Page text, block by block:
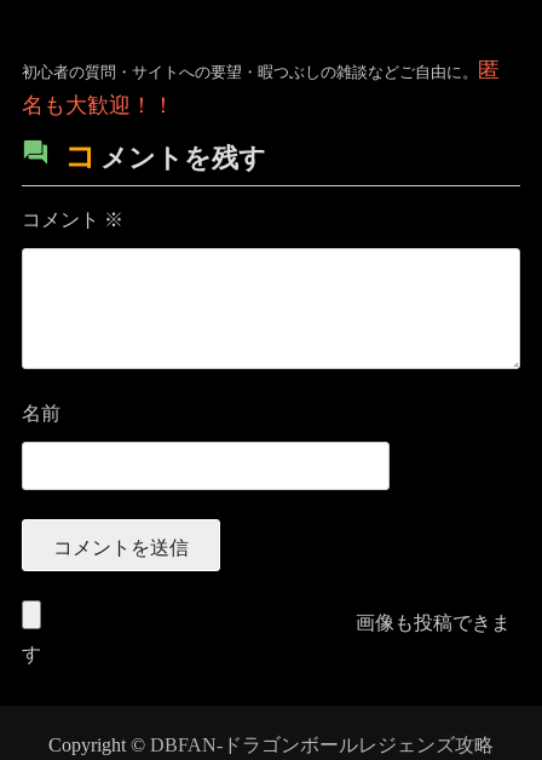
初心者の質問・サイトへの要望・暇つぶしの雑談などご自由に。
匿
名も大歓迎！！
コ メントを残す
コメント ※
名前
画像も投稿できま
す
Copyright © DBFAN-ドラゴンボールレジェンズ攻略